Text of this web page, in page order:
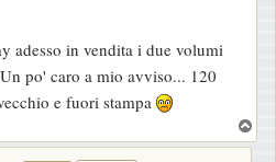
adesso in vendita i due volumi
po' caro a mio avviso... 120
e fuori stampa
o